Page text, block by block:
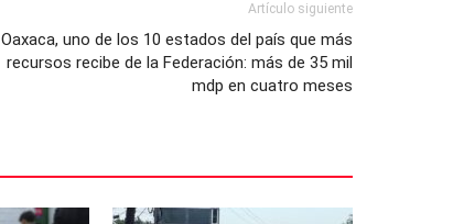
Artículo siguiente
Oaxaca, uno de los 10 estados del país que más
recursos recibe de la Federación: más de 35 mil
mdp en cuatro meses